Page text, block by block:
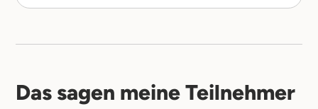
Das sagen meine Teilnehmer